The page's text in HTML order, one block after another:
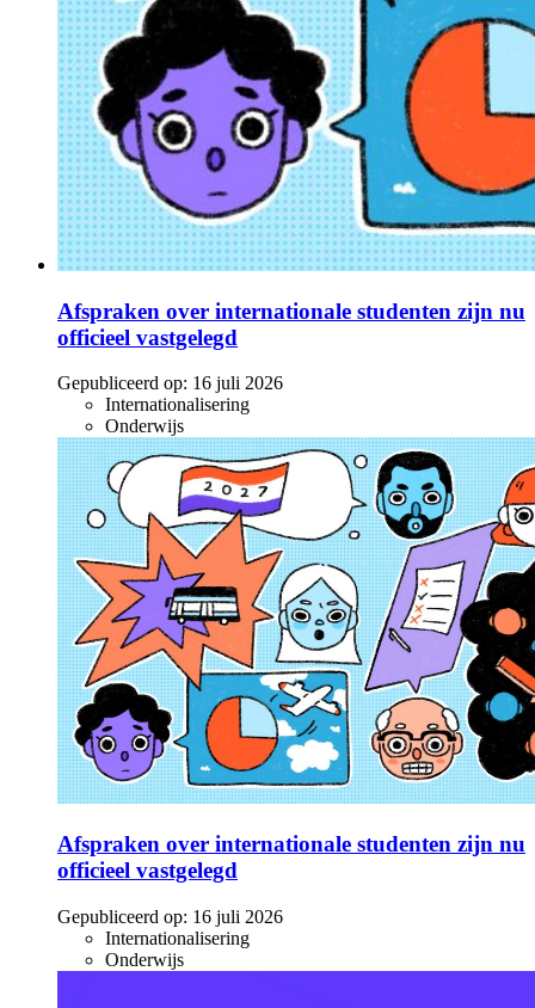
Afspraken over internationale studenten zijn nu
officieel vastgelegd
Gepubliceerd op: 16 juli 2026
Internationalisering
Onderwijs
Afspraken over internationale studenten zijn nu
officieel vastgelegd
Gepubliceerd op: 16 juli 2026
Internationalisering
Onderwijs